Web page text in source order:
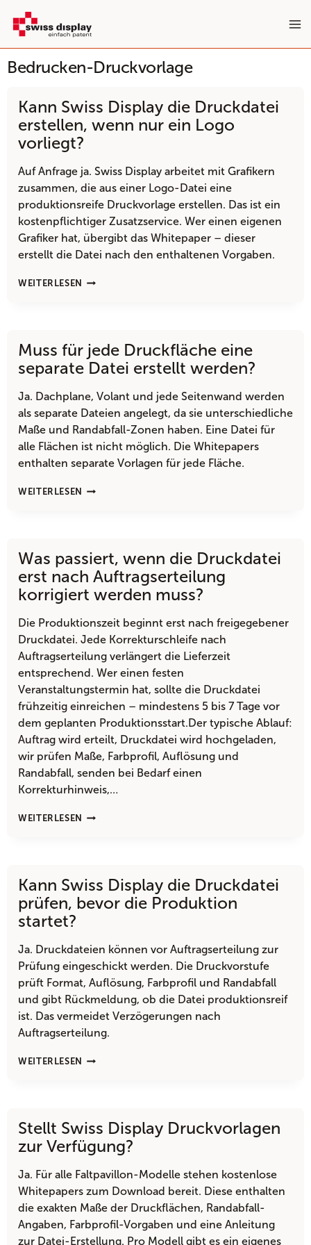
Inhalt
springen
Bedrucken-Druckvorlage
Kann Swiss Display die Druckdatei
erstellen, wenn nur ein Logo
vorliegt?
Auf Anfrage ja. Swiss Display arbeitet mit Grafikern
zusammen, die aus einer Logo-Datei eine
produktionsreife Druckvorlage erstellen. Das ist ein
kostenpflichtiger Zusatzservice. Wer einen eigenen
Grafiker hat, übergibt das Whitepaper – dieser
erstellt die Datei nach den enthaltenen Vorgaben.
WEITERLESEN
KANN
ERSTELLEN,
WENN
NUR
LOGO
VORLIEGT?
Muss für jede Druckfläche eine
separate Datei erstellt werden?
Ja. Dachplane, Volant und jede Seitenwand werden
als separate Dateien angelegt, da sie unterschiedliche
Maße und Randabfall-Zonen haben. Eine Datei für
alle Flächen ist nicht möglich. Die Whitepapers
enthalten separate Vorlagen für jede Fläche.
WEITERLESEN
MUSS
SEPARATE
DATEI
ERSTELLT
WERDEN?
Was passiert, wenn die Druckdatei
erst nach Auftragserteilung
korrigiert werden muss?
Die Produktionszeit beginnt erst nach freigegebener
Druckdatei. Jede Korrekturschleife nach
Auftragserteilung verlängert die Lieferzeit
entsprechend. Wer einen festen
Veranstaltungstermin hat, sollte die Druckdatei
frühzeitig einreichen – mindestens 5 bis 7 Tage vor
dem geplanten Produktionsstart.Der typische Ablauf:
Auftrag wird erteilt, Druckdatei wird hochgeladen,
wir prüfen Maße, Farbprofil, Auflösung und
Randabfall, senden bei Bedarf einen
Korrekturhinweis,…
WEITERLESEN
WAS
ERST
AUFTRAGSERTEILUNG
MUSS?
Kann Swiss Display die Druckdatei
prüfen, bevor die Produktion
startet?
Ja. Druckdateien können vor Auftragserteilung zur
Prüfung eingeschickt werden. Die Druckvorstufe
prüft Format, Auflösung, Farbprofil und Randabfall
und gibt Rückmeldung, ob die Datei produktionsreif
ist. Das vermeidet Verzögerungen nach
Auftragserteilung.
WEITERLESEN
KANN
PRÜFEN,
BEVOR
DIE
STARTET?
Stellt Swiss Display Druckvorlagen
zur Verfügung?
Ja. Für alle Faltpavillon-Modelle stehen kostenlose
Whitepapers zum Download bereit. Diese enthalten
die exakten Maße der Druckflächen, Randabfall-
Angaben, Farbprofil-Vorgaben und eine Anleitung
zur Datei-Erstellung. Pro Modell gibt es ein eigenes